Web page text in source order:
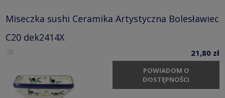
Miseczka sushi Ceramika Artystyczna Bolesławiec
C20 dek2414X
21,80 zł
POWIADOM O
DOSTĘPNOŚCI